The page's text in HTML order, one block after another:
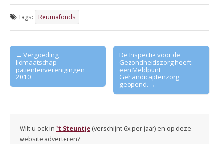
Tags: Reumafonds
Post
navigation
← Vergoeding
lidmaatschap
patiëntenverenigingen
2010
De Inspectie voor de
Gezondheidszorg heeft
een Meldpunt
Gehandicaptenzorg
geopend. →
Wilt u ook in 't Steuntje (verschijnt 6x per jaar) en op deze
website adverteren?